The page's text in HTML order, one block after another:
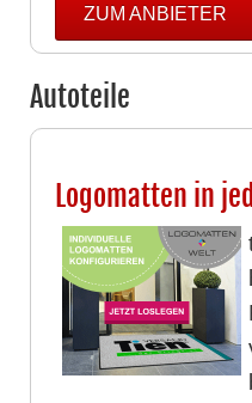
ZUM ANBIETER
Autoteile
Logomatten in